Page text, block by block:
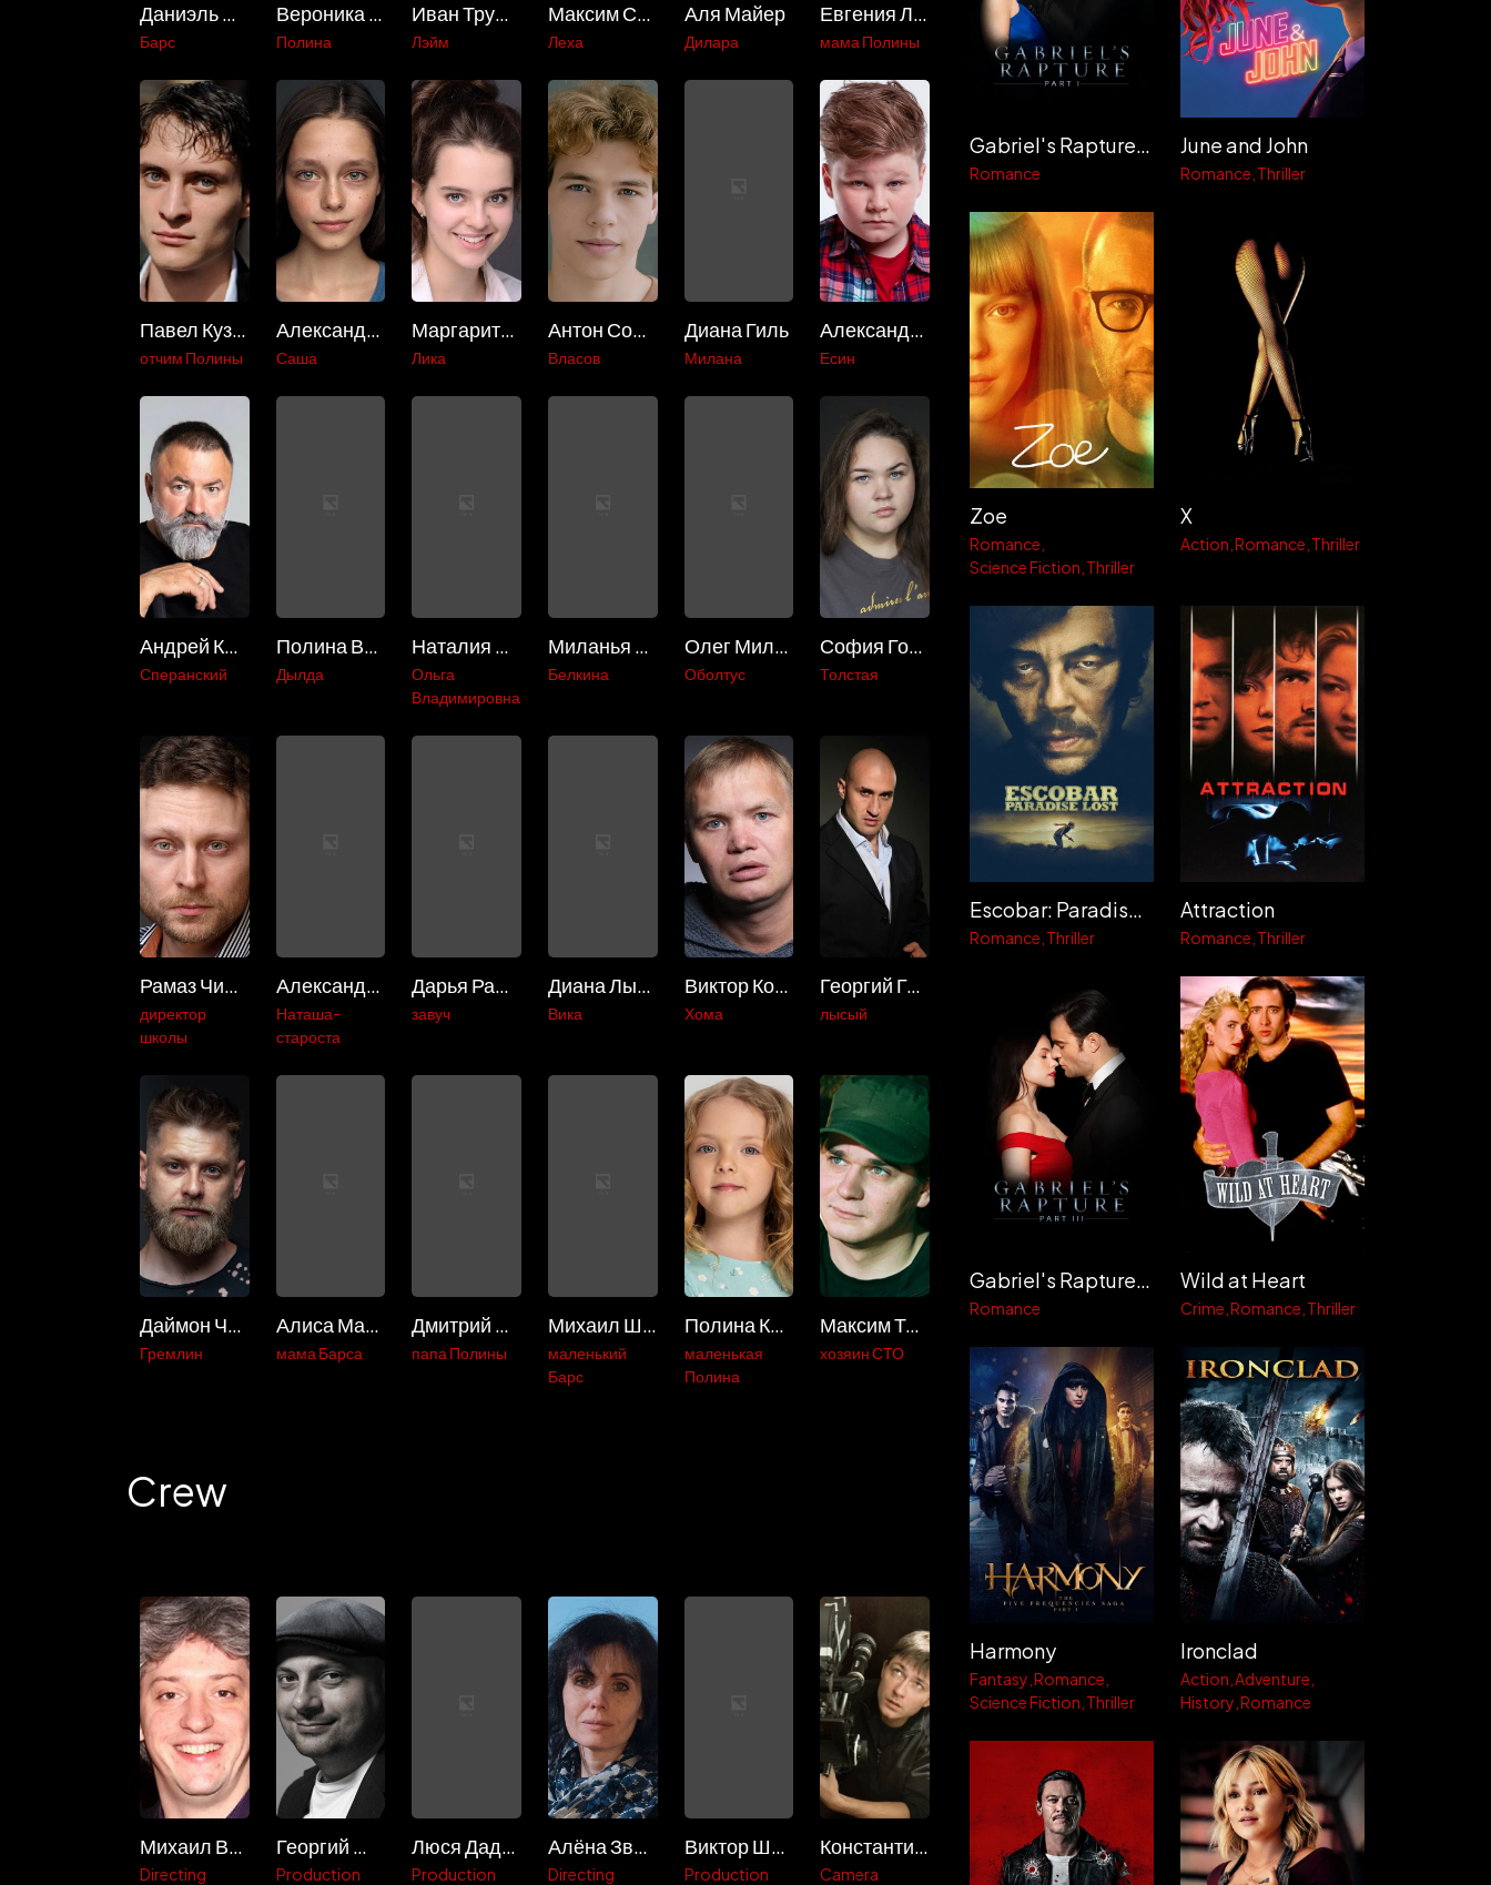
Даниэль Вегас
Барс
Вероника Журавлёва
Полина
Иван Трушин
Лэйм
Максим Сапрыкин
Леха
Аля Майер
Дилара
Евгения Лоза
мама Полины
Павел Кузьмин
отчим Полины
Александра Тихонова
Саша
Маргарита Дьяченкова
Лика
Антон Соломатин
Власов
Диана Гиль
Милана
Александр Присмотров-Белов
Есин
Андрей Казаков
Сперанский
Полина Верещагина
Дылда
Наталия Дербенева
Ольга
Владимировна
Миланья Канаш
Белкина
Олег Миляховский
Оболтус
София Голубева
Толстая
Рамаз Чиаурели
директор
школы
Александра Леонова
Наташа-
староста
Дарья Рашеева
завуч
Диана Лыщик
Вика
Виктор Конухин
Хома
Георгий Громов
лысый
Даймон Чередник
Гремлин
Алиса Мазурина
мама Барса
Дмитрий Никонов
папа Полины
Михаил Шиманский
маленький
Барс
Полина Карева
маленькая
Полина
Максим Тарасов
хозяин СТО
Crew
Михаил Вайнберг
Directing
Георгий Шабанов
Production
Люся Дадальян
Production
Алёна Званцова
Directing
Виктор Шадрин
Production
Константин Постников
Camera
Gabriel's Rapture: Part I
Romance
June and John
Romance Thriller
Zoe
Romance
Science Fiction Thriller
X
Action Romance Thriller
Escobar: Paradise Lost
Romance Thriller
Attraction
Romance Thriller
Gabriel's Rapture: Part III
Romance
Wild at Heart
Crime Romance Thriller
Harmony
Fantasy Romance
Science Fiction Thriller
Ironclad
Action Adventure
History Romance